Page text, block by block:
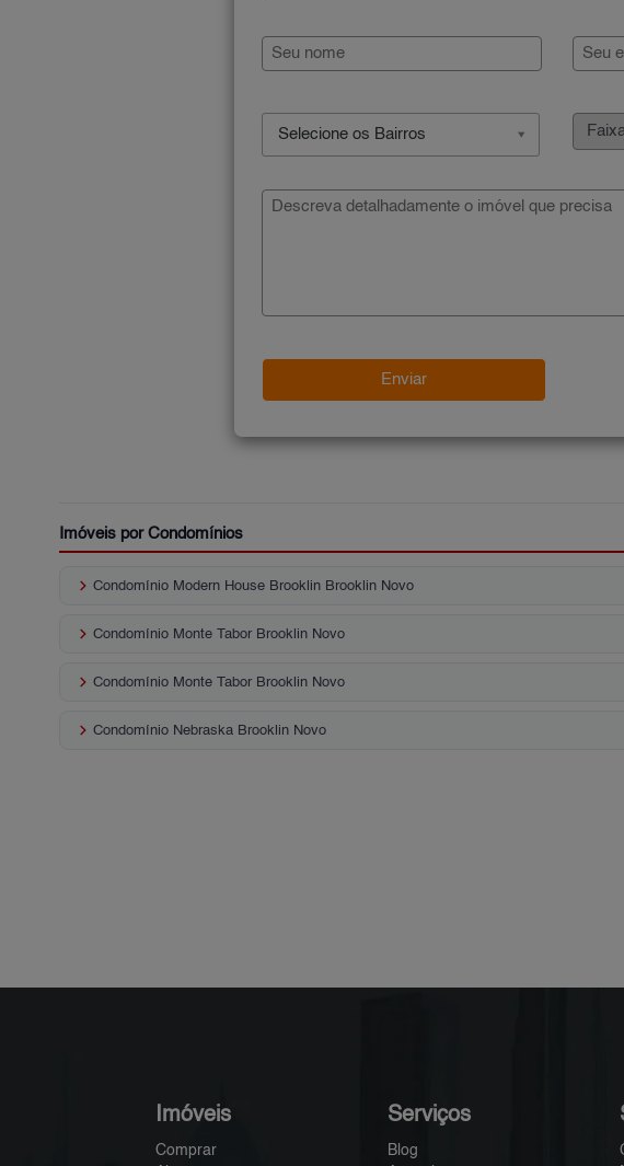
Selecione os Bairros
Imóveis por Condomínios
keyboard_arrow_right Condomínio Modern House Brooklin Brooklin Novo
keyboard_arrow_right Condomínio Monte Tabor Brooklin Novo
keyboard_arrow_right Condomínio Monte Tabor Brooklin Novo
keyboard_arrow_right Condomínio Nebraska Brooklin Novo
Imóveis
Comprar
Serviços
Blog